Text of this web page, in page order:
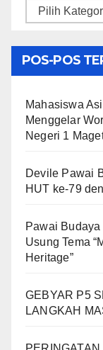
Kategori
POS-POS
Mahasiswa
Menggelar
Negeri 1
Devile Pawai
HUT ke-79
Pawai
Usung Tema
Heritage”
GEBYAR P5
LANGKAH